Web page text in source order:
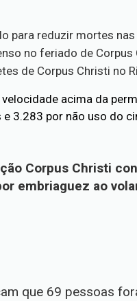
para reduzir mortes
no feriado de Corpus
de Corpus Christi no
acima da
3.283 por não uso do
Corpus Christi
embriaguez ao
que 69 pessoas